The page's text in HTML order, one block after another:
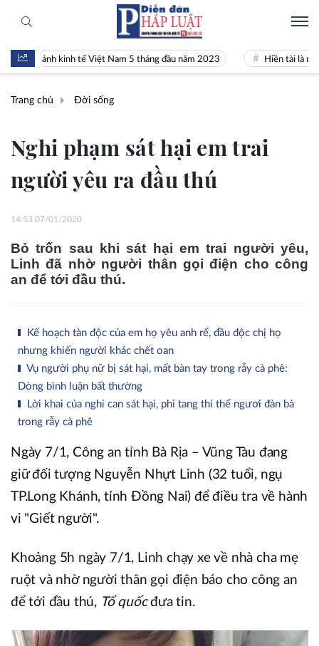
cảnh kinh tế Việt Nam 5 tháng đầu năm 2023 Hiền tài là nguyên khí
Trang chủ Đời sống
Nghi phạm sát hại em trai
người yêu ra đầu thú
14:53 07/01/2020
Bỏ trốn sau khi sát hại em trai người yêu,
Linh đã nhờ người thân gọi điện cho công
an để tới đầu thú.
Kế hoạch tàn độc của em họ yêu anh rể, đầu độc chị họ
nhưng khiến người khác chết oan
Vụ người phụ nữ bị sát hại, mất bàn tay trong rẫy cà phê:
Dòng bình luận bất thường
Lời khai của nghi can sát hại, phi tang thi thể ngươi đàn bà
trong rẫy cà phê
Ngày 7/1, Công an tỉnh Bà Rịa – Vũng Tàu đang
giữ đối tượng Nguyễn Nhựt Linh (32 tuổi, ngụ
TP.Long Khánh, tỉnh Đồng Nai) để điều tra về hành
vi "Giết người".
Khoảng 5h ngày 7/1, Linh chạy xe về nhà cha mẹ
ruột và nhờ người thân gọi điện báo cho công an
để tới đầu thú, Tổ quốcđưa tin.